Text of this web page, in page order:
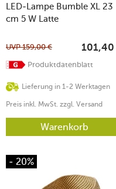
LED-Lampe Bumble XL 23
cm 5 W Latte
Lieferung in 1-2 Werktagen
UVP159,00 € 101,40
Preis inkl. MwSt. zzgl. Versand
Produktdatenblatt
Warenkorb
- 20%